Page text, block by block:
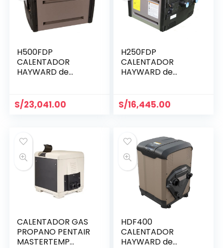
H500FDP
CALENTADOR
HAYWARD de
S/23,041.00
H250FDP
CALENTADOR
HAYWARD de
S/16,445.00
CALENTADOR GAS
PROPANO PENTAIR
MASTERTEMP
HDF400
CALENTADOR
HAYWARD de